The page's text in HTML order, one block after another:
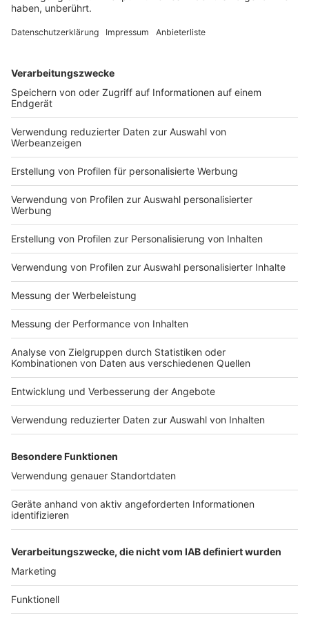
Eine saudische Ölraffinerie und ein Hafen im Jemen
Tote gegeben haben.
DEINE GEMERKTEN ARTIKEL
Du hast dir noch keine Artikel gemerkt
Impressum
Nutzungsbedingungen
Jobs
Presse
Werben
Archiv
ANTENNE BAYERN GROUP
Stiftung ANTENNE BAYERN
hilft
Teilnahmebedingungen
Grounding Page ANTENNE
BAYERN
Kontakt
Studio-Hotline
Verkehrs-Hotline
Newsletter